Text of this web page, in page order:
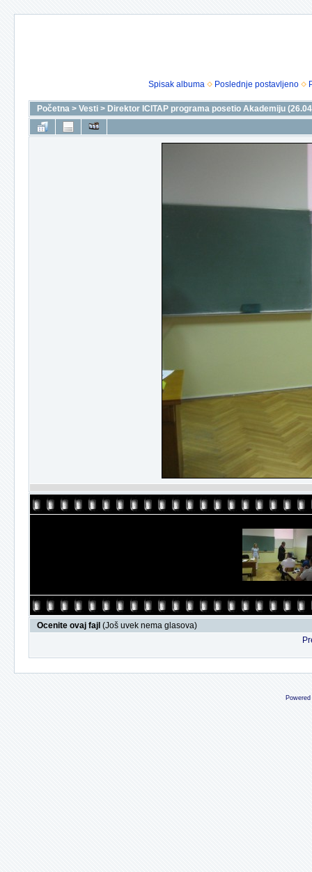
Spisak albuma Poslednje postavljeno
Početna > Vesti > Direktor ICITAP programa posetio Akademiju
Ocenite ovaj fajl (Još uvek nema glasova)